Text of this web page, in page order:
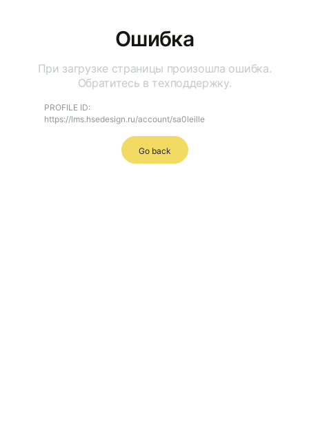
Ошибка
При загрузке страницы произошла ошибка.
Обратитесь в техподдержку.
PROFILE ID:
https://lms.hsedesign.ru/account/sa0leille
Go back